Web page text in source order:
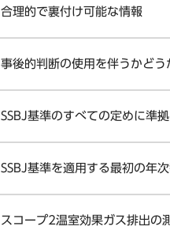
合理的で裏付け可能な情報
事後的判断の使用を伴うかどう
SSBJ基準のすべての定めに準
SSBJ基準を適用する最初の年
スコープ2温室効果ガス排出の